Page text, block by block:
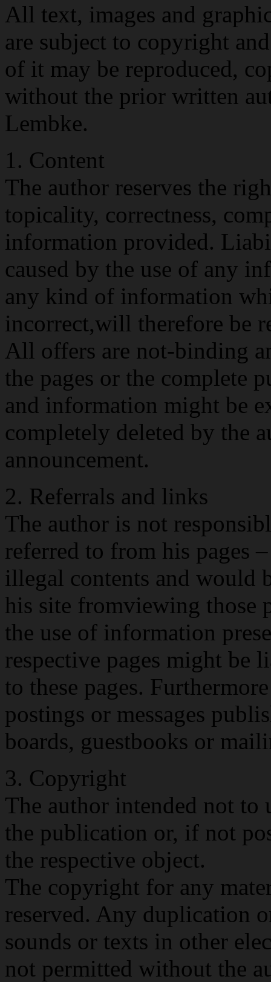
All text, images and
are subject to copyright
of it may be reproduced,
without the prior written
Lembke.
1. Content
The author reserves the
topicality, correctness,
information provided.
caused by the use of any
any kind of information
incorrect,will therefore be
All offers are not-binding
the pages or the complete
and information might be
completely deleted by the
announcement.
2. Referrals and links
The author is not
referred to from his pages
illegal contents and would
his site fromviewing those
the use of information
respective pages might be
to these pages.
postings or messages
boards, guestbooks or
3. Copyright
The author intended not to
the publication or, if not
the respective object.
The copyright for any
reserved. Any duplication
sounds or texts in other
not permitted without the